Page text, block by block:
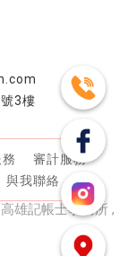
3樓
審計服務
與我聯絡
高雄記帳士事務所